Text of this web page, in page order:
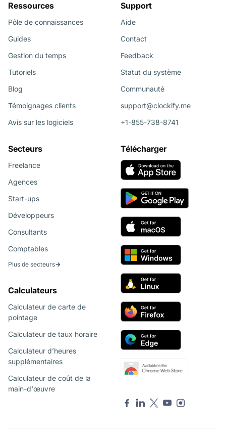
Ressources
Pôle de connaissances
Guides
Gestion du temps
Tutoriels
Blog
Témoignages clients
Avis sur les logiciels
Secteurs
Freelance
Agences
Start-ups
Développeurs
Consultants
Comptables
Plus de secteurs
Calculateurs
Calculateur de carte de
pointage
Calculateur de taux horaire
Calculateur d’heures
supplémentaires
Calculateur de coût de la
main-d'œuvre
Support
Aide
Contact
Feedback
Statut du système
Communauté
support@clockify.me
+1-855-738-8741
Télécharger